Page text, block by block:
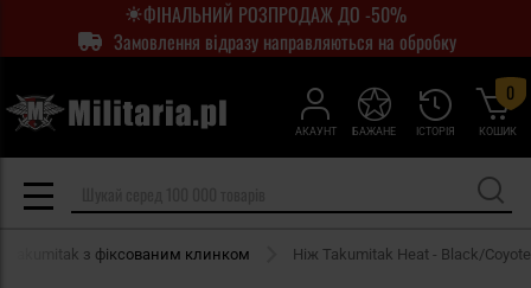
ФІНАЛЬНИЙ РОЗПРОДАЖ ДО -50%
Замовлення відразу направляються на обробку
АКАУНТ ІСТОРІЯ
БАЖАНЕ КОШИК
0
Takumitak з фіксованим клинком Ніж Takumitak Heat - Black/Coyote